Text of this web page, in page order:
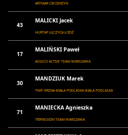
ARTMAR CIECIERZYN
43
MALICKI Jacek
HURTAP ŁĘCZYCA ŁÓDŹ
17
MALIŃSKI Paweł
ASSECO ACTIVE TEAM WARSZAWA
30
MANDZIUK Marek
TKKF KRZNA BIAŁA PODLASKA BIAŁA PODLASKA
71
MANIECKA Agnieszka
TRIPASSION TEAM WARSZAWA